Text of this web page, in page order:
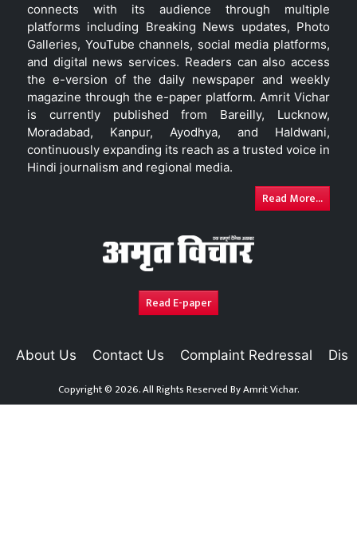
connects with its audience through multiple
platforms including Breaking News updates, Photo
Galleries, YouTube channels, social media platforms,
and digital news services. Readers can also access
the e-version of the daily newspaper and weekly
magazine through the e-paper platform. Amrit Vichar
is currently published from Bareilly, Lucknow,
Moradabad, Kanpur, Ayodhya, and Haldwani,
continuously expanding its reach as a trusted voice in
Hindi journalism and regional media.
Read More...
Read E-paper
About Us Contact Us Complaint Redressal
Copyright © 2026. All Rights Reserved ByAmrit Vichar.